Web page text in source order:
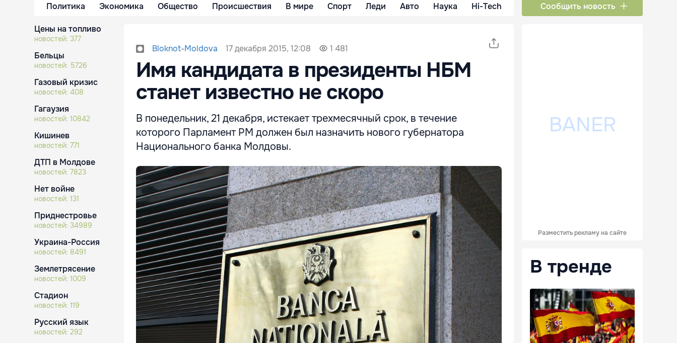
Политика Экономика Общество Происшествия В мире Спорт Леди Авто Наука Hi-Tech Сообщить новость
Цены на топливо
новостей: 377
Бельцы
новостей: 5726
Газовый кризис
новостей: 408
Гагаузия
новостей: 10842
Кишинев
новостей: 771
ДТП в Молдове
новостей: 7823
Нет войне
новостей: 131
Приднестровье
новостей: 34989
Украина-Россия
новостей: 8491
Землетрясение
новостей: 1009
Стадион
новостей: 119
Русский язык
новостей: 292
Bloknot-Moldova 17 декабря 2015, 12:08 1 481
Имя кандидата в президенты НБМ
станет известно не скоро
В понедельник, 21 декабря, истекает трехмесячный срок, в течение
которого Парламент РМ должен был назначить нового губернатора
Национального банка Молдовы.
Разместить рекламу на сайте
В тренде